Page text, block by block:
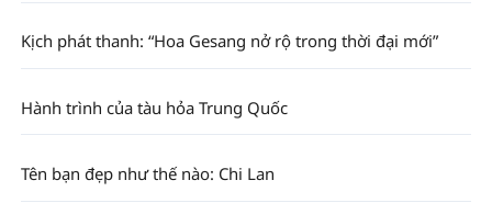
Kịch phát thanh: “Hoa Gesang nở rộ trong thời đại mới”
Hành trình của tàu hỏa Trung Quốc
Tên bạn đẹp như thế nào: Chi Lan